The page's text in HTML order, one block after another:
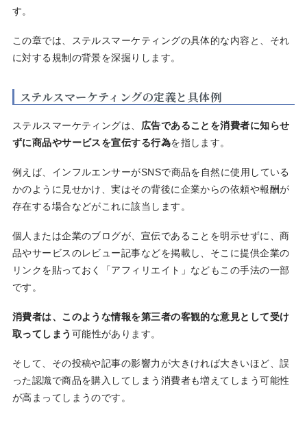
す。
この章では、ステルスマーケティングの具体的な内容と、それ
に対する規制の背景を深掘りします。
ステルスマーケティングの定義と具体例
ステルスマーケティングは、 広告であることを消費者に知らせ
ずに商品やサービスを宣伝する行為を指します。
例えば、インフルエンサーがSNSで商品を自然に使用している
かのように見せかけ、実はその背後に企業からの依頼や報酬が
存在する場合などがこれに該当します。
個人または企業のブログが、宣伝であることを明示せずに、商
品やサービスのレビュー記事などを掲載し、そこに提供企業の
リンクを貼っておく「アフィリエイト」などもこの手法の一部
です。
消費者は、このような情報を第三者の客観的な意見として受け
取ってしまう 可能性があります。
そして、その投稿や記事の影響力が大きければ大きいほど、誤
った認識で商品を購入してしまう消費者も増えてしまう可能性
が高まってしまうのです。